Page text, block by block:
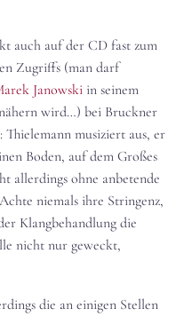
auch auf der CD fast zum
Zugriffs (man darf
Janowski in seinem
wird…) bei Bruckner
musiziert aus, er
Boden, auf dem Großes
allerdings ohne anbetende
niemals ihre Stringenz,
Klangbehandlung die
nicht nur geweckt,
die an einigen Stellen